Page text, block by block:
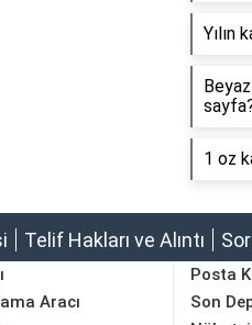
Yılın
1 oz
Telif Hakları ve Alıntı
Aracı
Posta
Son